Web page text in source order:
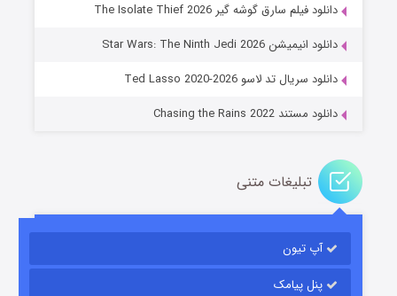
جادوگری در مغولستان
قسمت ۱۴ (زیرنویس) منتشر شد
دانلود فیلم سارق گوشه گیر The Isolate Thief 2026
دانلود انیمیشن Star Wars: The Ninth Jedi 2026
دانلود سریال تد لاسو Ted Lasso 2020-2026
دانلود مستند Chasing the Rains 2022
تبلیغات متنی
آپ تیون
پنل پیامک